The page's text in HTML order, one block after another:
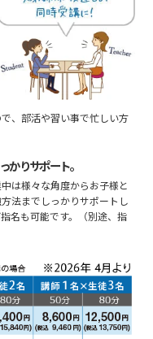
、部活や習い事で忙しい方
かりサポート。
は様々な角度からお子様と
法までしっかりサポートし
名も可能です。（別途、指